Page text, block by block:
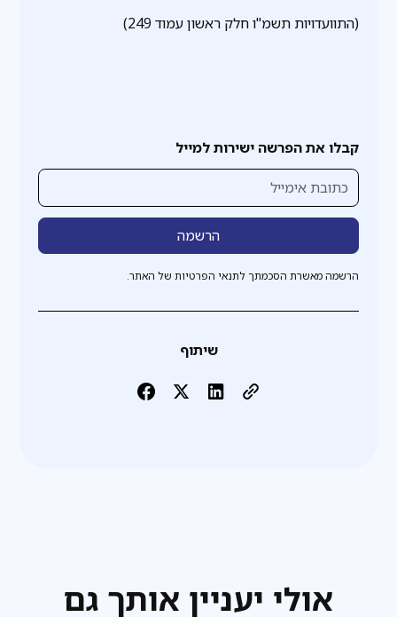
קבלו את הפרשה ישירות למייל
הרשמה מאשרת הסכמתך לתנאי הפרטיות של האתר.
שיתוף
(התוועדויות תשמ"ו חלק ראשון עמוד 249)
אולי יעניין אותך גם